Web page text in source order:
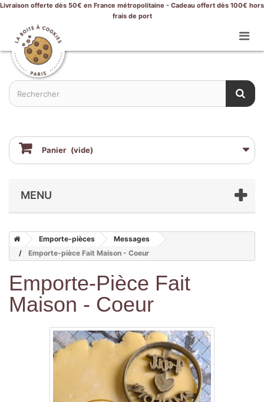
Livraison offerte dès 50€ en France métropolitaine - Cadeau offert dès 100€ hors
frais de port
Panier (vide)
MENU
Emporte-pièces
Messages
Emporte-pièce Fait Maison - Coeur
Emporte-Pièce Fait
Maison - Coeur